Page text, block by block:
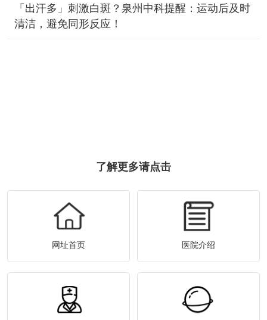
「出汗多」刺激白斑？泉州中科提醒：运动后及时
清洁，避免同形反应！
了解更多请点击
网址首页 医院介绍